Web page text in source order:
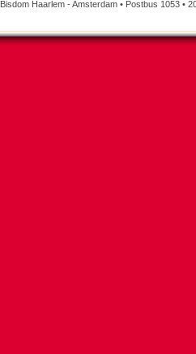
Bisdom Haarlem - Amsterdam • Postbus 1053 •